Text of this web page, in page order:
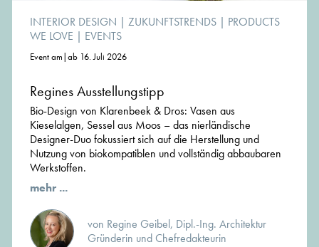
INTERIOR DESIGN | ZUKUNFTSTRENDS | PRODUCTS
WE LOVE | EVENTS
Event am|ab 16. Juli 2026
Regines Ausstellungstipp
Bio-Design von Klarenbeek & Dros: Vasen aus
Kieselalgen, Sessel aus Moos – das nierländische
Designer-Duo fokussiert sich auf die Herstellung und
Nutzung von biokompatiblen und vollständig abbaubaren
Werkstoffen.
mehr ...
von Regine Geibel, Dipl.-Ing. Architektur
Gründerin und Chefredakteurin